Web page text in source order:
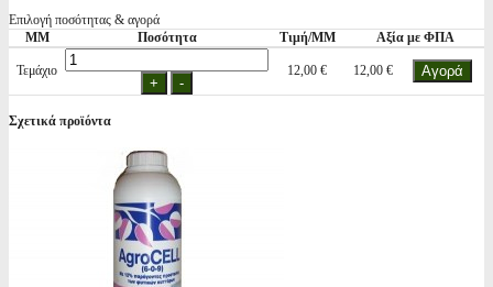
Επιλογή ποσότητας & αγορά
ΜΜ
Ποσότητα Τιμή/ΜΜ Αξία με ΦΠΑ
Τεμάχιο 12,00 € 12,00 €
Σχετικά προϊόντα